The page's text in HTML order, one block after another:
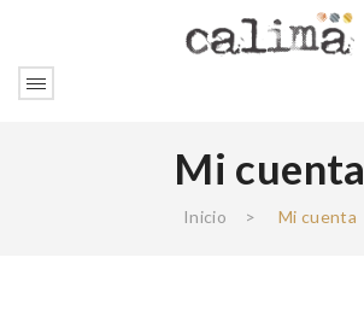
No products in the cart.
Mi cuenta
Inicio > Mi cuenta